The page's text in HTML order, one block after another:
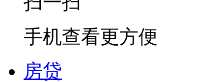
手机查看更方便
房贷